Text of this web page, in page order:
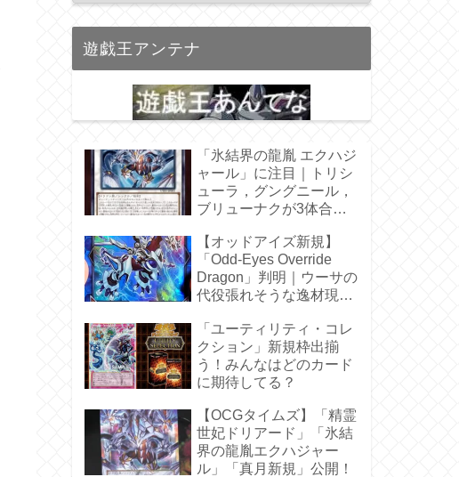
遊戯王アンテナ
「氷結界の龍胤 エクハジ
ャール」に注目｜トリシ
ューラ，グングニール，
ブリューナクが3体合
【オッドアイズ新規】
「Odd-Eyes Override
Dragon」判明｜ウーサの
代役張れそうな逸材現
「ユーティリティ・コレ
クション」新規枠出揃
う！みんなはどのカード
に期待してる？
【OCGタイムズ】「精霊
世妃ドリアード」「氷結
界の龍胤エクハジャー
ル」「真月新規」公開！